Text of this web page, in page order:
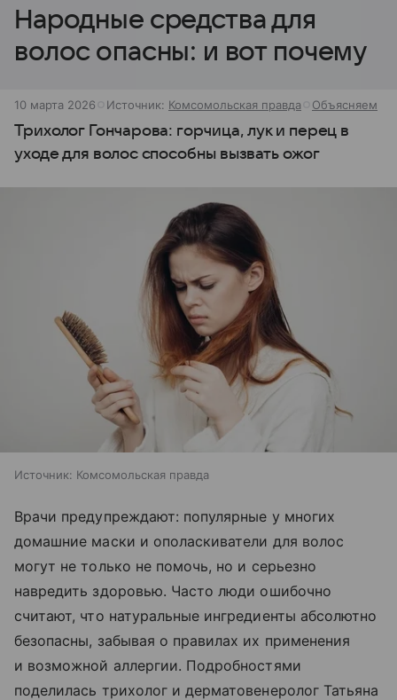
Народные средства для
волос опасны: и вот почему
10 марта 2026 Источник: Комсомольская правда Объясняем
Трихолог Гончарова: горчица, лук и перец в
уходе для волос способны вызвать ожог
Источник: Комсомольская правда
Врачи предупреждают: популярные у многих
домашние маски и ополаскиватели для волос
могут не только не помочь, но и серьезно
навредить здоровью. Часто люди ошибочно
считают, что натуральные ингредиенты абсолютно
безопасны, забывая о правилах их применения
и возможной аллергии. Подробностями
поделилась трихолог и дерматовенеролог Татьяна